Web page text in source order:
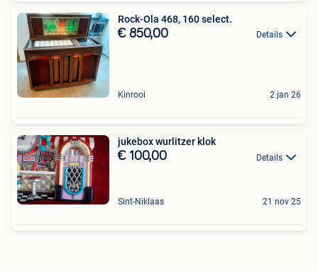
Rock-Ola 468, 160 select.
€ 850,00 Details
Kinrooi 2 jan 26
jukebox wurlitzer klok
€ 100,00 Details
Sint-Niklaas 21 nov 25